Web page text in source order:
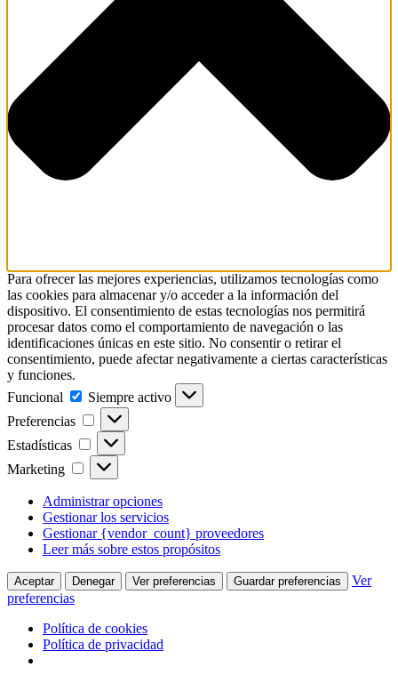
Para ofrecer las mejores experiencias, utilizamos tecnologías como
las cookies para almacenar y/o acceder a la información del
dispositivo. El consentimiento de estas tecnologías nos permitirá
procesar datos como el comportamiento de navegación o las
identificaciones únicas en este sitio. No consentir o retirar el
consentimiento, puede afectar negativamente a ciertas características
y funciones.
Funcional
Siempre activo
Preferencias
Estadísticas
Marketing
Administrar opciones
Gestionar los servicios
Gestionar {vendor_count} proveedores
Leer más sobre estos propósitos
Aceptar Denegar Ver preferencias Guardar preferencias
Ver
preferencias
Política de cookies
Política de privacidad